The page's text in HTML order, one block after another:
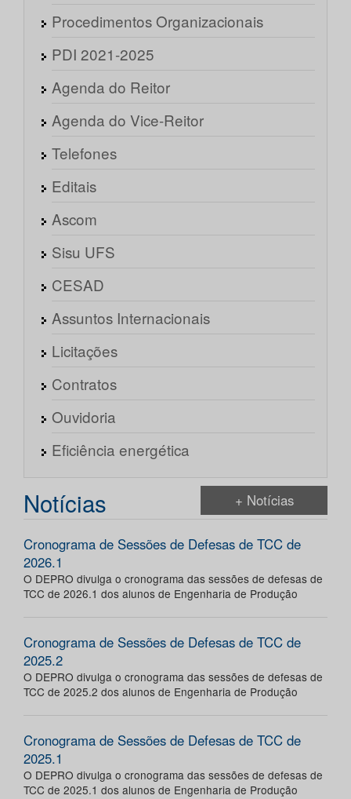
Procedimentos Organizacionais
PDI 2021-2025
Agenda do Reitor
Agenda do Vice-Reitor
Telefones
Editais
Ascom
Sisu UFS
CESAD
Assuntos Internacionais
Licitações
Contratos
Ouvidoria
Eficiência energética
Notícias + Notícias
Cronograma de Sessões de Defesas de TCC de
2026.1
O DEPRO divulga o cronograma das sessões de defesas de
TCC de 2026.1 dos alunos de Engenharia de Produção
Cronograma de Sessões de Defesas de TCC de
2025.2
O DEPRO divulga o cronograma das sessões de defesas de
TCC de 2025.2 dos alunos de Engenharia de Produção
Cronograma de Sessões de Defesas de TCC de
2025.1
O DEPRO divulga o cronograma das sessões de defesas de
TCC de 2025.1 dos alunos de Engenharia de Produção